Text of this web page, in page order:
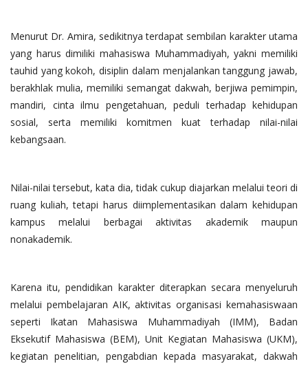
Menurut Dr. Amira, sedikitnya terdapat sembilan karakter utama
yang harus dimiliki mahasiswa Muhammadiyah, yakni memiliki
tauhid yang kokoh, disiplin dalam menjalankan tanggung jawab,
berakhlak mulia, memiliki semangat dakwah, berjiwa pemimpin,
mandiri, cinta ilmu pengetahuan, peduli terhadap kehidupan
sosial, serta memiliki komitmen kuat terhadap nilai-nilai
kebangsaan.
Nilai-nilai tersebut, kata dia, tidak cukup diajarkan melalui teori di
ruang kuliah, tetapi harus diimplementasikan dalam kehidupan
kampus melalui berbagai aktivitas akademik maupun
nonakademik.
Karena itu, pendidikan karakter diterapkan secara menyeluruh
melalui pembelajaran AIK, aktivitas organisasi kemahasiswaan
seperti Ikatan Mahasiswa Muhammadiyah (IMM), Badan
Eksekutif Mahasiswa (BEM), Unit Kegiatan Mahasiswa (UKM),
kegiatan penelitian, pengabdian kepada masyarakat, dakwah